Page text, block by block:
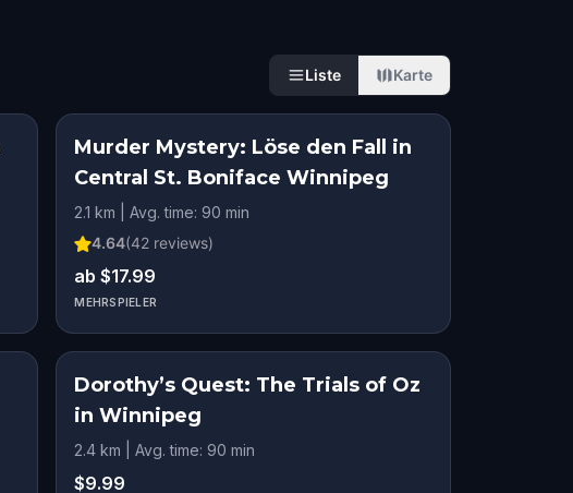
Liste Karte
Murder Mystery: Löse den Fall in
Central St. Boniface Winnipeg
2.1 km | Avg. time: 90 min
4.64(42 reviews)
ab $17.99
MEHRSPIELER
Dorothy’s Quest: The Trials of Oz
in Winnipeg
2.4 km | Avg. time: 90 min
$9.99